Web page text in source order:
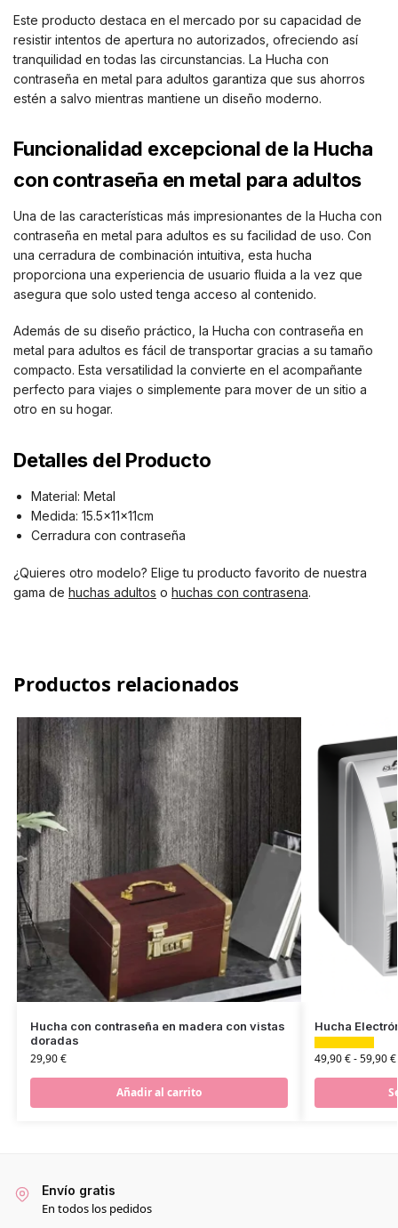
Este producto destaca en el mercado por su capacidad de
resistir intentos de apertura no autorizados, ofreciendo así
tranquilidad en todas las circunstancias. La Hucha con
contraseña en metal para adultos garantiza que sus ahorros
estén a salvo mientras mantiene un diseño moderno.
Funcionalidad excepcional de la Hucha
con contraseña en metal para adultos
Una de las características más impresionantes de la Hucha con
contraseña en metal para adultos es su facilidad de uso. Con
una cerradura de combinación intuitiva, esta hucha
proporciona una experiencia de usuario fluida a la vez que
asegura que solo usted tenga acceso al contenido.
Además de su diseño práctico, la Hucha con contraseña en
metal para adultos es fácil de transportar gracias a su tamaño
compacto. Esta versatilidad la convierte en el acompañante
perfecto para viajes o simplemente para mover de un sitio a
otro en su hogar.
Detalles del Producto
Material: Metal
Medida: 15.5x11x11cm
Cerradura con contraseña
¿Quieres otro modelo? Elige tu producto favorito de nuestra
gama de huchas adultos o huchas con contrasena.
Productos relacionados
Hucha con contraseña en madera con vistas
doradas
29,90€
Añadir al carrito
Hucha
49,90€-59,90€
Envío gratis
En todos los pedidos